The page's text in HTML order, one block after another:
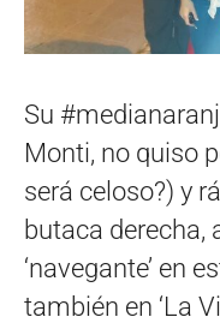
Su
Monti, no quiso
será celoso?) y
butaca derecha,
‘navegante’ en
también en ‘La